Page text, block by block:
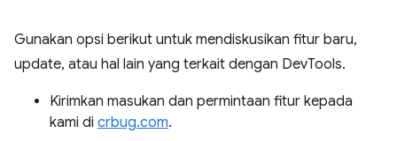
Gunakan opsi berikut untuk mendiskusikan fitur baru,
update, atau hal lain yang terkait dengan DevTools.
Kirimkan masukan dan permintaan fitur kepada
kami di crbug.com.